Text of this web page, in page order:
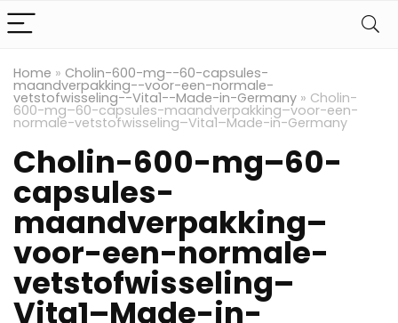
Home » Cholin-600-mg--60-capsules-
maandverpakking--voor-een-normale-
vetstofwisseling--Vita1--Made-in-Germany » Cholin-
600-mg–60-capsules-maandverpakking–voor-een-
normale-vetstofwisseling–Vita1–Made-in-Germany
Cholin-600-mg–60-
capsules-
maandverpakking–
voor-een-normale-
vetstofwisseling–
Vita1–Made-in-